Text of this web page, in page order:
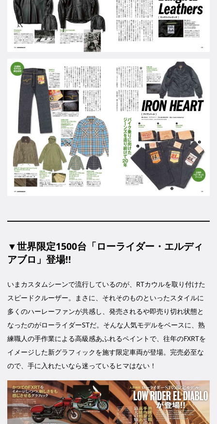
▼世界限定1500台「ローライダー・エルディ
アブロ」登場!!
いまカスタムシーンで流行しているのが、RTカウルを取り付けた
スピードクルーザー。まさに、それそのものといったスタイルに
多くのハーレーファンが共感し、発売されるや即売り切れ状態と
なったのがローライダーSTだ。そんな人気モデルをベースに、熟
練職人の手作業による高級感あふれるペイントで、往年のFXRTを
イメージした新グラフィックを施す限定車両が登場。完売必至な
ので、手に入れたいなら迷っているヒマはない！